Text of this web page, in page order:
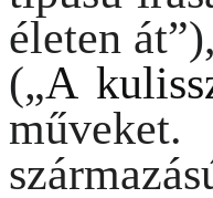
életen
(„A
műveket.